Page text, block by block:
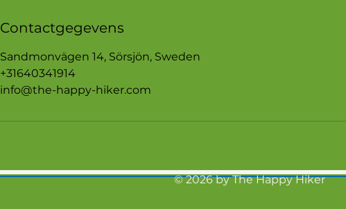
Contactgegevens
Sandmonvägen 14, Sörsjön, Sweden
+31640341914
info@the-happy-hiker.com
© 2026 by The Happy Hiker